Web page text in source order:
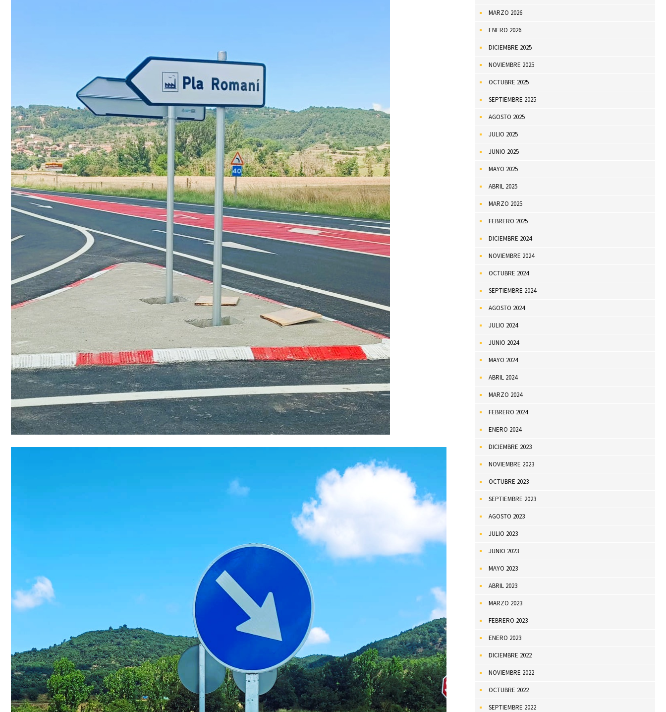
MARZO 2026
ENERO 2026
DICIEMBRE 2025
NOVIEMBRE 2025
OCTUBRE 2025
SEPTIEMBRE 2025
AGOSTO 2025
JULIO 2025
JUNIO 2025
MAYO 2025
ABRIL 2025
MARZO 2025
FEBRERO 2025
DICIEMBRE 2024
NOVIEMBRE 2024
OCTUBRE 2024
SEPTIEMBRE 2024
AGOSTO 2024
JULIO 2024
JUNIO 2024
MAYO 2024
ABRIL 2024
MARZO 2024
FEBRERO 2024
ENERO 2024
DICIEMBRE 2023
NOVIEMBRE 2023
OCTUBRE 2023
SEPTIEMBRE 2023
AGOSTO 2023
JULIO 2023
JUNIO 2023
MAYO 2023
ABRIL 2023
MARZO 2023
FEBRERO 2023
ENERO 2023
DICIEMBRE 2022
NOVIEMBRE 2022
OCTUBRE 2022
SEPTIEMBRE 2022